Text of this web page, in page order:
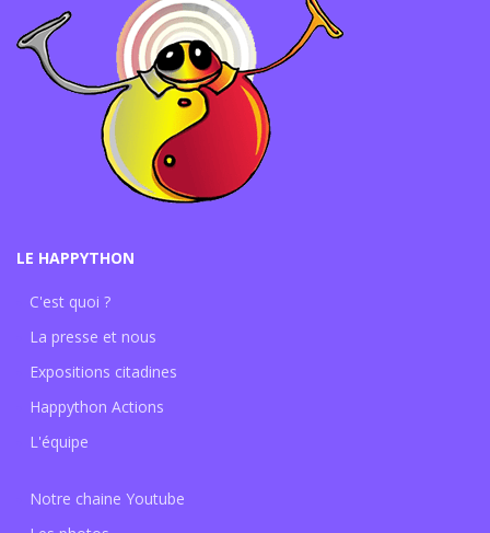
LE HAPPYTHON
C'est quoi ?
La presse et nous
Expositions citadines
Happython Actions
L'équipe
Notre chaine Youtube